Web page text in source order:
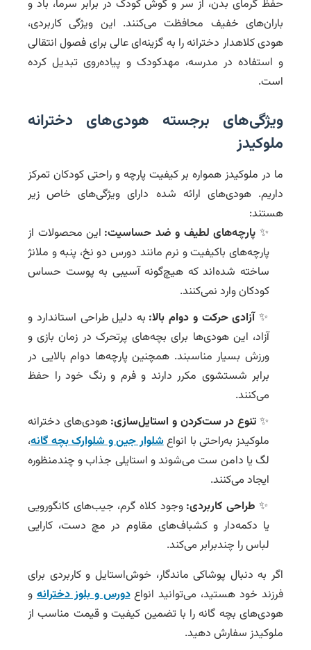
حفظ گرمای بدن، از سر و گوش کودک در برابر سرما، باد و
باران‌های خفیف محافظت می‌کنند. این ویژگی کاربردی،
هودی کلاهدار دخترانه را به گزینه‌ای عالی برای فصول انتقالی
و استفاده در مدرسه، مهدکودک و پیاده‌روی تبدیل کرده
است.
ویژگی‌های برجسته هودی‌های دخترانه
ملوکیدز
ما در ملوکیدز همواره بر کیفیت پارچه و راحتی کودکان تمرکز
داریم. هودی‌های ارائه شده دارای ویژگی‌های خاص زیر
هستند:
✨ پارچه‌های لطیف و ضد حساسیت: این محصولات از
پارچه‌های باکیفیت و نرم مانند دورس دو نخ، پنبه و ملانژ
ساخته شده‌اند که هیچ‌گونه آسیبی به پوست حساس
کودکان وارد نمی‌کنند.
✨آزادی حرکت و دوام بالا: به دلیل طراحی استاندارد و
آزاد، این هودی‌ها برای بچه‌های پرتحرک در زمان بازی و
ورزش بسیار مناسبند. همچنین پارچه‌ها دوام بالایی در
برابر شستشوی مکرر دارند و فرم و رنگ خود را حفظ
می‌کنند.
✨ تنوع در ست‌کردن و استایل‌سازی: هودی‌های دخترانه
ملوکیدز به‌راحتی با انواعشلوار جین و شلوارک بچه گانه،
لگ یا دامن ست می‌شوند و استایلی جذاب و چندمنظوره
ایجاد می‌کنند.
✨ طراحی کاربردی: وجود کلاه گرم، جیب‌های کانگورویی
یا دکمه‌دار و کشباف‌های مقاوم در مچ دست، کارایی
لباس را چندبرابر می‌کند.
اگر به دنبال پوشاکی ماندگار، خوش‌استایل و کاربردی برای
فرزند خود هستید، می‌توانید انواعدورس و بلوز دخترانهو
هودی‌های بچه گانه را با تضمین کیفیت و قیمت مناسب از
ملوکیدز سفارش دهید.